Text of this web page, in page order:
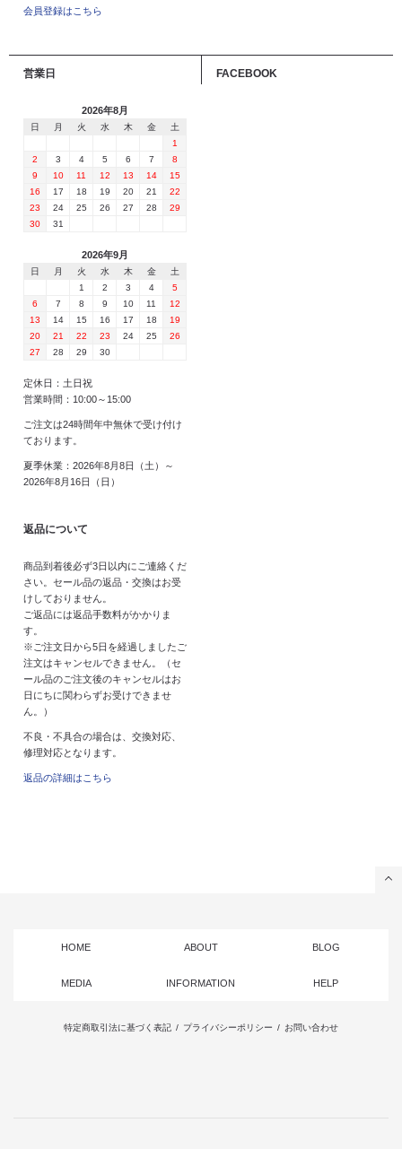
会員登録はこちら
営業日
2026年8月
日 月 火 水 木 金
土
1
2
3 4 5 6 7
8
9
10 11 12 13 14
15
16
17 18 19 20 21
22
23
24 25 26 27 28
29
30
31
2026年9月
日 月 火 水 木 金
土
1
2 3 4
5
6
7 8 9 10 11
12
13
14 15 16 17 18
19
20
21 22 23 24 25
26
27
28 29 30
定休日：土日祝
営業時間：10:00～15:00
ご注文は24時間年中無休で受け付け
ております。
夏季休業：2026年8月8日（土）～
2026年8月16日（日）
返品について
商品到着後必ず3日以内にご連絡くだ
さい。セール品の返品・交換はお受
けしておりません。
ご返品には返品手数料がかかりま
す。
※ご注文日から5日を経過しましたご
注文はキャンセルできません。（セ
ール品のご注文後のキャンセルはお
日にちに関わらずお受けできませ
ん。）
不良・不具合の場合は、交換対応、
修理対応となります。
返品の詳細はこちら
FACEBOOK
HOME ABOUT BLOG
MEDIA INFORMATION HELP
特定商取引法に基づく表記 / プライバシーポリシー / お問い合わせ